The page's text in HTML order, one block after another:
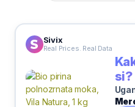
Sivix
Real Prices. Real Data
si?